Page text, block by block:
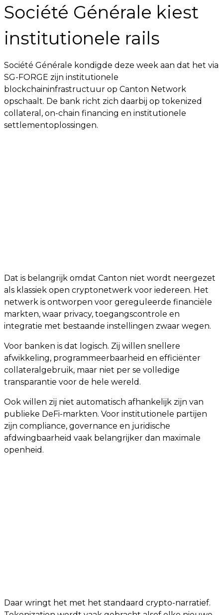
Société Générale kiest
institutionele rails
Société Générale kondigde deze week aan dat het via
SG-FORGE zijn institutionele
blockchaininfrastructuur op Canton Network
opschaalt. De bank richt zich daarbij op tokenized
collateral, on-chain financing en institutionele
settlementoplossingen.
Dat is belangrijk omdat Canton niet wordt neergezet
als klassiek open cryptonetwerk voor iedereen. Het
netwerk is ontworpen voor gereguleerde financiële
markten, waar privacy, toegangscontrole en
integratie met bestaande instellingen zwaar wegen.
Voor banken is dat logisch. Zij willen snellere
afwikkeling, programmeerbaarheid en efficiënter
collateralgebruik, maar niet per se volledige
transparantie voor de hele wereld.
Ook willen zij niet automatisch afhankelijk zijn van
publieke DeFi-markten. Voor institutionele partijen
zijn compliance, governance en juridische
afdwingbaarheid vaak belangrijker dan maximale
openheid.
Daar wringt het met het standaard crypto-narratief.